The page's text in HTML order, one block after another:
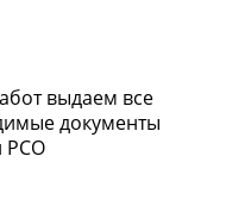
выдаем все
документы
РСО